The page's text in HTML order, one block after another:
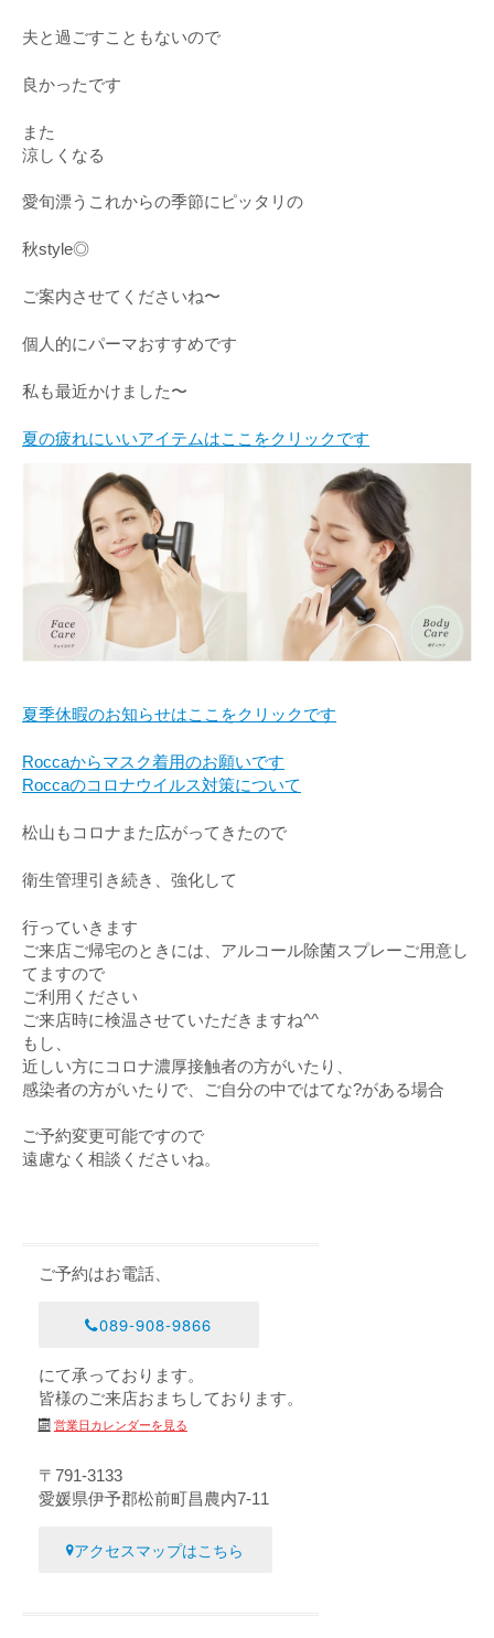
夫と過ごすこともないので
良かったです
また
涼しくなる
愛旬漂うこれからの季節にピッタリの
秋style◎
ご案内させてくださいね〜
個人的にパーマおすすめです
私も最近かけました〜
夏の疲れにいいアイテムはここをクリックです
夏季休暇のお知らせはここをクリックです
Roccaからマスク着用のお願いです
Roccaのコロナウイルス対策について
松山もコロナまた広がってきたので
衛生管理引き続き、強化して
行っていきます
ご来店ご帰宅のときには、アルコール除菌スプレーご用意し
てますので
ご利用ください
ご来店時に検温させていただきますね^^
もし、
近しい方にコロナ濃厚接触者の方がいたり、
感染者の方がいたりで、ご自分の中ではてな?がある場合
ご予約変更可能ですので
遠慮なく相談くださいね。
ご予約はお電話、
089-908-9866
にて承っております。
皆様のご来店おまちしております。
営業日カレンダーを見る
〒791-3133
愛媛県伊予郡松前町昌農内7-11
アクセスマップはこちら